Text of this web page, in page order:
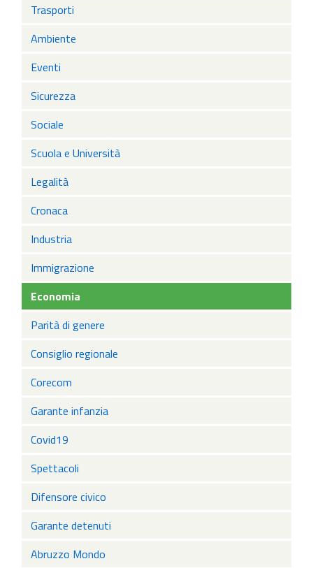
Trasporti
Ambiente
Eventi
Sicurezza
Sociale
Scuola e Università
Legalità
Cronaca
Industria
Immigrazione
Economia
Parità di genere
Consiglio regionale
Corecom
Garante infanzia
Covid19
Spettacoli
Difensore civico
Garante detenuti
Abruzzo Mondo